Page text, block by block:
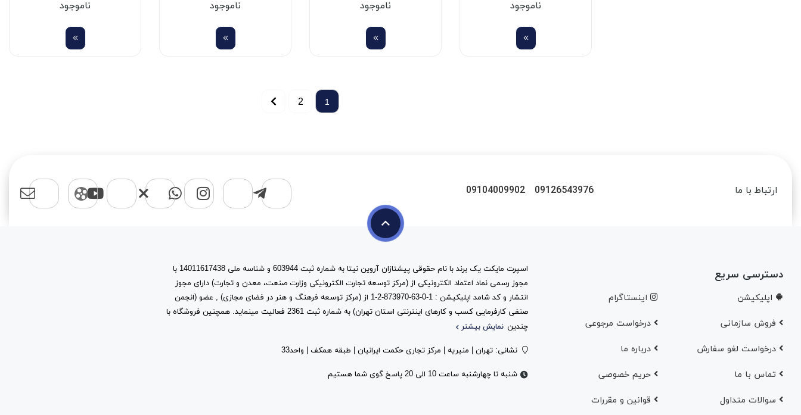
ناموجود ناموجود ناموجود ناموجود
1
2
ارتباط با ما 09126543976
09104009902
دسترسی سریع
اپلیکیشن اینستاگرام
فروش سازمانی درخواست مرجوعی
درخواست لغو سفارش در‌باره ما
تماس با ما حریم خصوصی
سوالات متداول قوانین و مقررات
اسپرت مایکت یک برند با نام حقوقی پیشتازان آروین نیتا به شماره ثبت 603944 و شناسه ملی 14011617438 با
مجوز رسمی نماد اعتماد الکترونیکی از (مرکز توسعه تجارت الکترونیکی وزارت صنعت، معدن و تجارت) دارای مجوز
انتشار و کد شامد اپلیکیشن : 1-0-63-873970-2-1 از (مرکز توسعه فرهنگ و هنر در فضای مجازی) , عضو (انجمن
صنفی کارفرمایی کسب و کارهای اینترنتی استان تهران) به شماره ثبت 2361 فعالیت مینماید. همچنین فروشگاه با
چندین نمایش بیشتر
نشانی: تهران | منیریه | مرکز تجاری حکمت ایرانیان | طبقه همکف | واحد33
شنبه تا چهارشنبه ساعت 10 الی 20 پاسخ گوی شما هستیم